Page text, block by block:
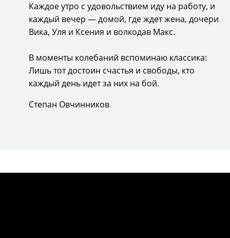
Каждое утро с удовольствием иду на работу, и
каждый вечер — домой, где ждет жена, дочери
Вика, Уля и Ксения и волкодав Макс.
В моменты колебаний вспоминаю классика:
Лишь тот достоин счастья и свободы, кто
каждый день идет за них на бой.
Степан Овчинников